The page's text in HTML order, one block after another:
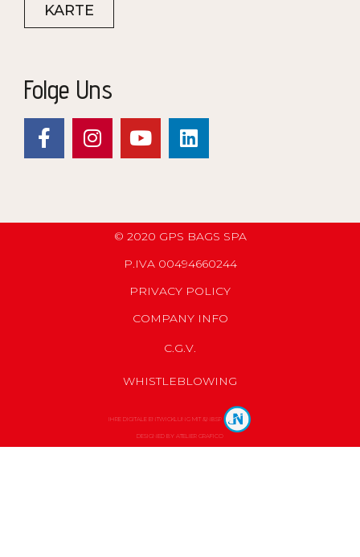
KARTE
Folge Uns
© 2020 GPS BAGS SPA
P.IVA 00494660244
PRIVACY POLICY
COMPANY INFO
C.G.V.
WHISTLEBLOWING
IHRE DIGITALE ENTWICKLUNG MIT &NBSP
DESIGNED BY ATELIER GRAFICO